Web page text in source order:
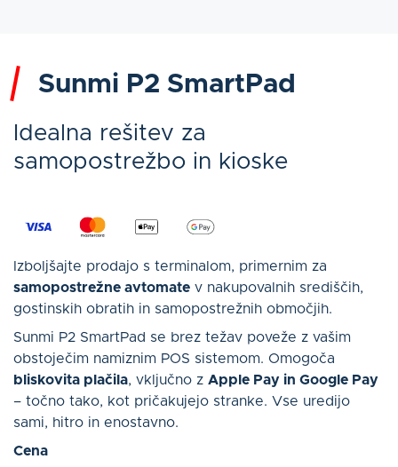
Sunmi P2 SmartPad
Idealna rešitev za
samopostrežbo in kioske
Izboljšajte prodajo s terminalom, primernim za
samopostrežne avtomate v nakupovalnih središčih,
gostinskih obratih in samopostrežnih območjih.
Sunmi P2 SmartPad se brez težav poveže z vašim
obstoječim namiznim POS sistemom. Omogoča
bliskovita plačila, vključno z Apple Pay in Google Pay
– točno tako, kot pričakujejo stranke. Vse uredijo
sami, hitro in enostavno.
Cena